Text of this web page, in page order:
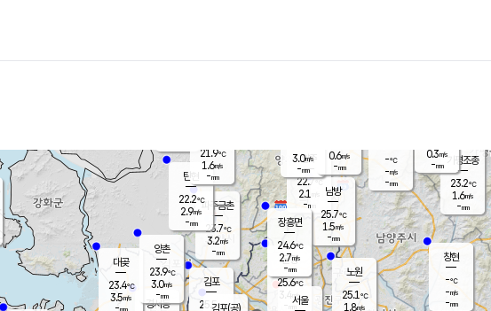
양주
22.7℃
2.1
-mm
경서동
파주금촌
23.7℃
3.2m/s
-mm
가평조종
23.2℃
1.6m/s
-mm
-℃
-m/s
-mm
대곶
23.4℃
3.5m/s
-mm
창현
-℃
-m/s
-mm
탄현
22.2℃
2.9m/s
-mm
0.3m/s
-mm
김포
25.5℃
양촌
23.9℃
3.0m/s
-mm
은평
25.6℃
3.4 m/s
- mm
노원
25.1℃
1.8m/s
남방
25.7℃
1.5m/s
-mm
장흥면
24.6℃
2.7m/s
-mm
3.0m/s
-mm
김포(공)
서울
21.9℃
1.6m/s
-mm
0.6m/s
-mm